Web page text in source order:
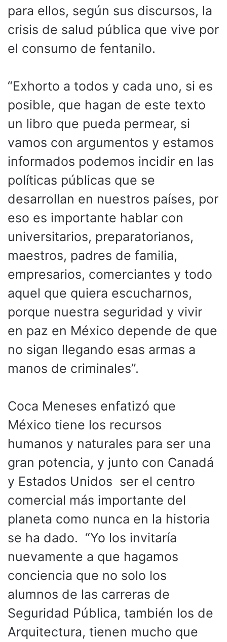
para ellos, según sus discursos, la
crisis de salud pública que vive por
el consumo de fentanilo.
“Exhorto a todos y cada uno, si es
posible, que hagan de este texto
un libro que pueda permear, si
vamos con argumentos y estamos
informados podemos incidir en las
políticas públicas que se
desarrollan en nuestros países, por
eso es importante hablar con
universitarios, preparatorianos,
maestros, padres de familia,
empresarios, comerciantes y todo
aquel que quiera escucharnos,
porque nuestra seguridad y vivir
en paz en México depende de que
no sigan llegando esas armas a
manos de criminales”.
Coca Meneses enfatizó que
México tiene los recursos
humanos y naturales para ser una
gran potencia, y junto con Canadá
y Estados Unidos ser el centro
comercial más importante del
planeta como nunca en la historia
se ha dado. “Yo los invitaría
nuevamente a que hagamos
conciencia que no solo los
alumnos de las carreras de
Seguridad Pública, también los de
Arquitectura, tienen mucho que